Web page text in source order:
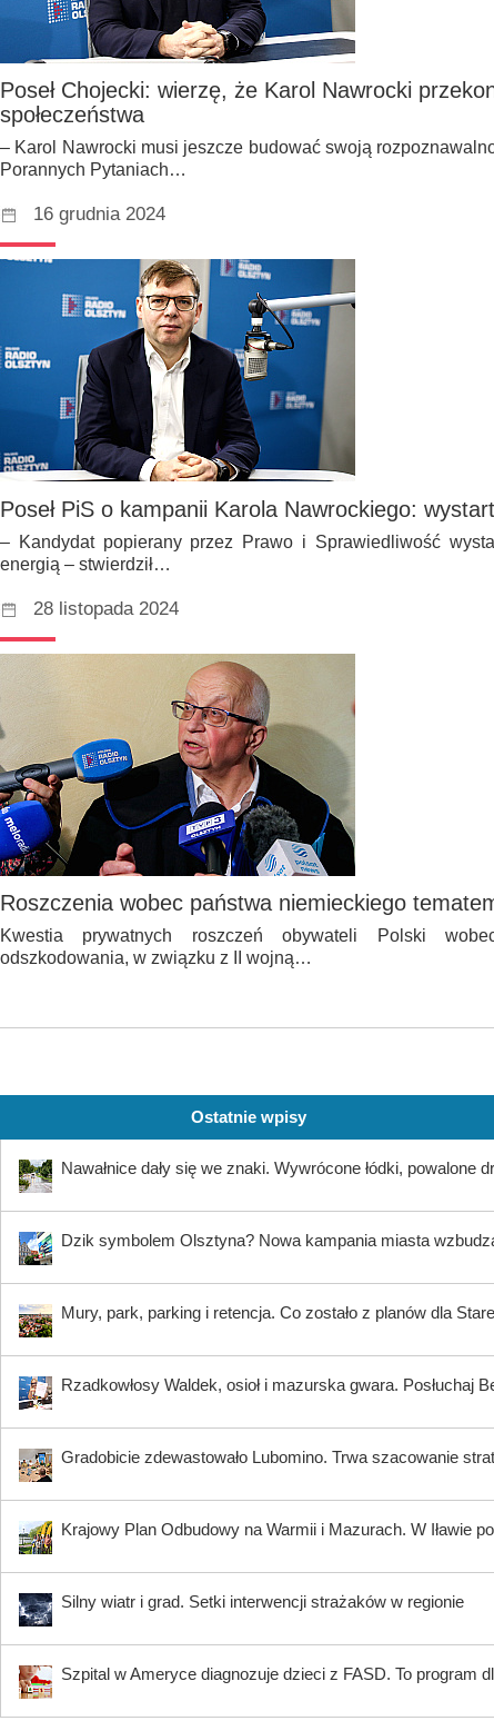
Poseł Chojecki: wierzę, że Karol Nawrocki
społeczeństwa
– Karol Nawrocki musi jeszcze budować swoją
Porannych Pytaniach…
16 grudnia 2024
Poseł PiS o kampanii Karola Nawrockiego:
– Kandydat popierany przez Prawo i Sprawiedliwość
energią – stwierdził…
28 listopada 2024
Roszczenia wobec państwa niemieckiego
Kwestia prywatnych roszczeń obywateli Polski
odszkodowania, w związku z II wojną…
Ostatnie wpisy
Nawałnice dały się we znaki. Wywrócone łódki, powalone
Dzik symbolem Olsztyna? Nowa kampania miasta
Mury, park, parking i retencja. Co zostało z planów dla
Rzadkowłosy Waldek, osioł i mazurska gwara. Posłuchaj
Gradobicie zdewastowało Lubomino. Trwa szacowanie strat
Krajowy Plan Odbudowy na Warmii i Mazurach. W Iławie
Silny wiatr i grad. Setki interwencji strażaków w regionie
Szpital w Ameryce diagnozuje dzieci z FASD. To program